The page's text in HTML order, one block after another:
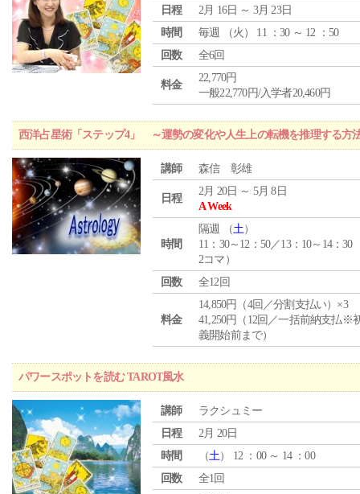
日程
2月 16日 ～ 3月 23日
時間
毎週 （火 ） 11 ：30 ～ 12 ：50
回数
全6回
料金
22,770円
一般22,770円/入学者20,460円
西洋占星術「ステップ4」 ～運勢の変化や人生上の転機を推理する方
講師 森信 彰雄
日程
2月 20日 ～ 5月 8日
A Week
時間
隔週 （土）
11：30～12：50／13：10～14：30
2コマ）
回数
全12回
料金
14,850円（4回／分割支払い）×3
41,250円（12回／一括前納支払※
義開始前まで）
パワースポットを読む TAROT風水
講師
ラクシュミー
日程
2月 20日
時間
（土） 12 ：00 ～ 14 ：00
回数
全1回